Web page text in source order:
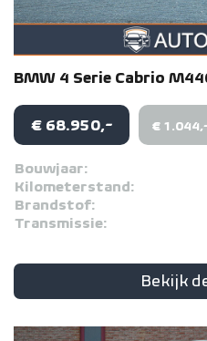
BMW 4 Serie Cabrio
€ 68.950,- €
Bouwjaar:
Kilometerstand:
Brandstof:
Transmissie:
Bekijk